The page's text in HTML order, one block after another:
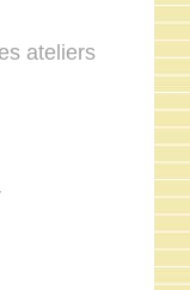
ateliers